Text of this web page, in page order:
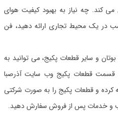
می کند. چه نیاز به بهبود کیفیت هوای
در یک محیط تجاری ارائه دهید، فن
و قیمت فن پرلا 32 پکیج بوتان و سایر قطعات پکیج، می توانید به
قطعات پکیج وب سایت آذرصبا
کرده و قطعات پکیج را به صورت شرکتی
و خدمات پس از فروش سفارش دهید.